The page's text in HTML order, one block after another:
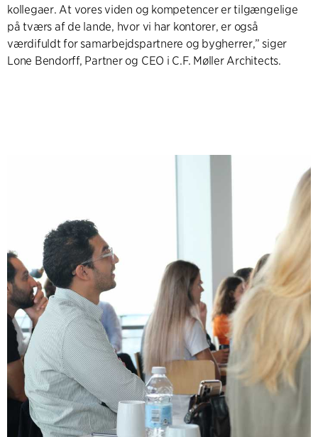
kollegaer. At vores viden og kompetencer er tilgængelige
på tværs af de lande, hvor vi har kontorer, er også
værdifuldt for samarbejdspartnere og bygherrer,” siger
Lone Bendorff, Partner og CEO i C.F. Møller Architects.